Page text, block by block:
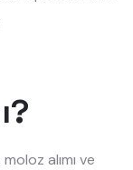
alımı ve